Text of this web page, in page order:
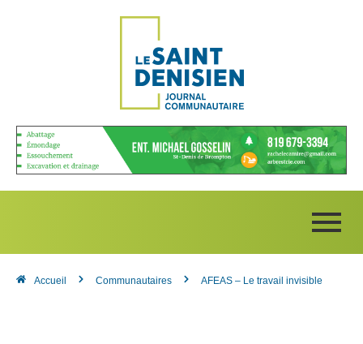
Accueil Communautaires AFEAS – Le travail invisible